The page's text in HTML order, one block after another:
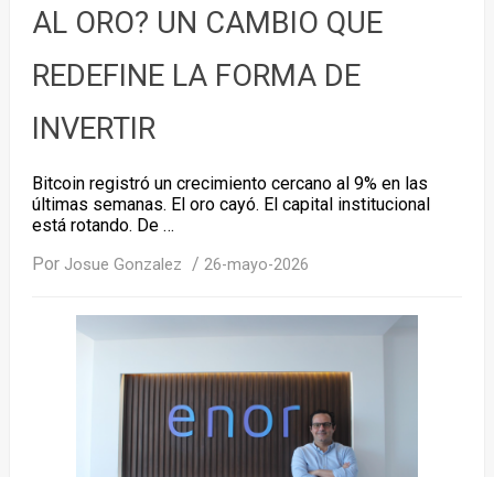
AL ORO? UN CAMBIO QUE
REDEFINE LA FORMA DE
INVERTIR
Bitcoin registró un crecimiento cercano al 9% en las
últimas semanas. El oro cayó. El capital institucional
está rotando. De …
Por Josue Gonzalez / 26-mayo-2026